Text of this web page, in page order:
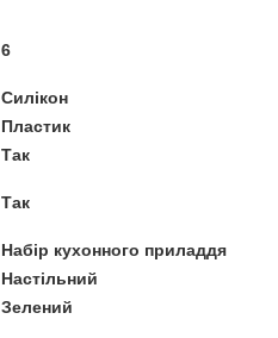
6
Силікон
Пластик
Так
Так
Набір кухонного приладдя
Настільний
Зелений